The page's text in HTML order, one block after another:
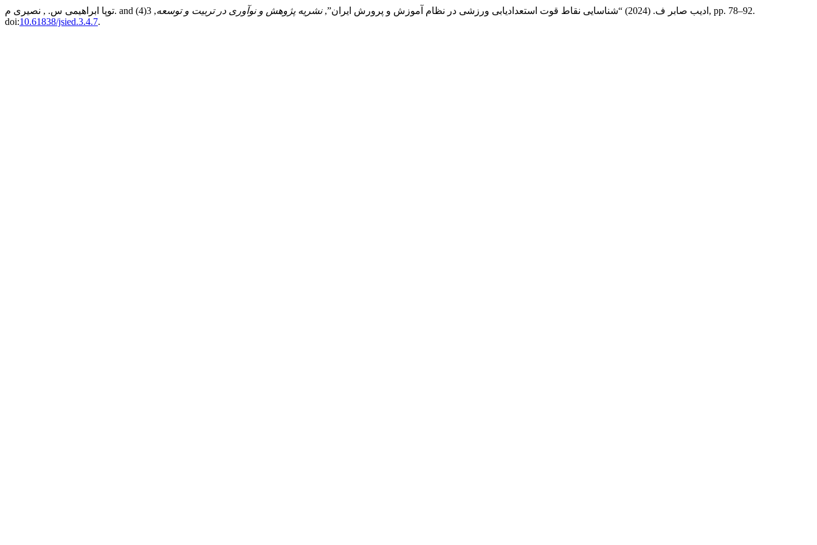
توپا ابراهیمی س. , نصیری م. and ادیب صابر ف. (2024) “شناسایی نقاط قوت استعدادیابی ورزشی در نظام آموزش و پرورش ایران”, نشریه پژوهش و نوآوری در تربیت و توسعه
, 3(4), pp. 78–92.
doi:10.61838/jsied.3.4.7.